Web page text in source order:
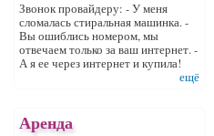
Звонок провайдеру: - У меня
сломалась стиральная машинка. -
Вы ошиблись номером, мы
отвечаем только за ваш интернет. -
А я ее через интернет и купила!
ещё
Аренда